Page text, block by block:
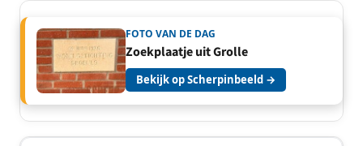
FOTO VAN DE DAG
Zoekplaatje uit Grolle
Bekijk op Scherpinbeeld →